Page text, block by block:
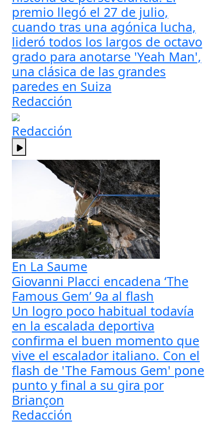
premio llegó el 27 de julio,
cuando tras una agónica lucha,
lideró todos los largos de octavo
grado para anotarse 'Yeah Man',
una clásica de las grandes
paredes en Suiza
Redacción
Redacción
En La Saume
Giovanni Placci encadena ‘The
Famous Gem’ 9a al flash
Un logro poco habitual todavía
en la escalada deportiva
confirma el buen momento que
vive el escalador italiano. Con el
flash de 'The Famous Gem' pone
punto y final a su gira por
Briançon
Redacción